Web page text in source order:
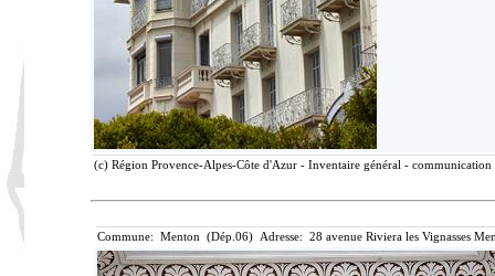
(c) Région Provence-Alpes-Côte d'Azur - Inventaire général -
Commune: Menton (Dép.06) Adresse: 28 avenue Riviera les Vignasses